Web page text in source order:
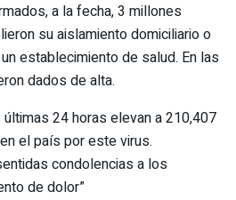
a la fecha, 3 millones
su aislamiento domiciliario o
establecimiento de salud. En las
dados de alta.
24 horas elevan a 210,407
el país por este virus.
condolencias a los
de dolor”